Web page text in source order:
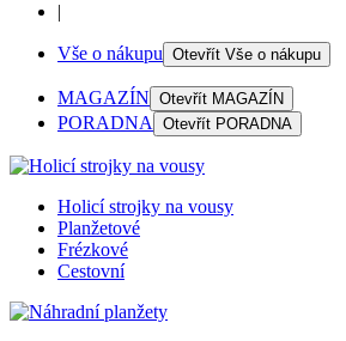
|
Vše o nákupu Otevřít Vše o nákupu
MAGAZÍN Otevřít MAGAZÍN
PORADNA Otevřít PORADNA
Holicí strojky na vousy
Planžetové
Frézkové
Cestovní